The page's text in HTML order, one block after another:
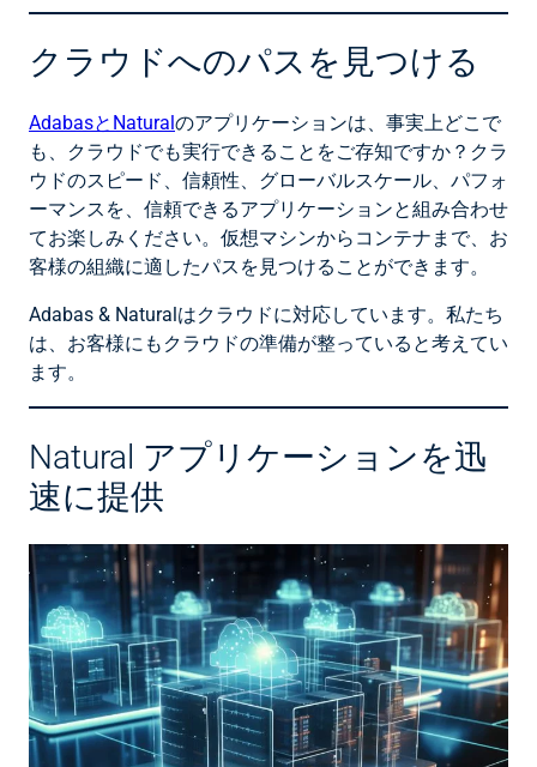
クラウドへのパスを見つける
AdabasとNatural のアプリケーションは、事実上どこで
も、クラウドでも実行できることをご存知ですか？クラ
ウドのスピード、信頼性、グローバルスケール、パフォ
ーマンスを、信頼できるアプリケーションと組み合わせ
てお楽しみください。仮想マシンからコンテナまで、お
客様の組織に適したパスを見つけることができます。
Adabas & Naturalはクラウドに対応しています。私たち
は、お客様にもクラウドの準備が整っていると考えてい
ます。
Natural アプリケーションを迅
速に提供